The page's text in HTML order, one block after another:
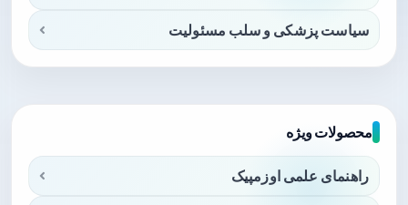
سیاست پزشکی و سلب مسئولیت
محصولات ویژه
راهنمای علمی اوزمپیک